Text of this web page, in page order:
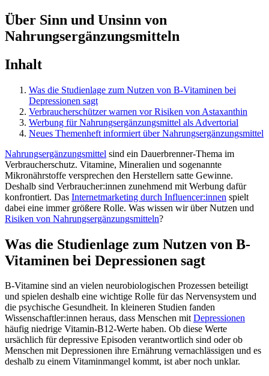
Über Sinn und Unsinn von
Nahrungsergänzungsmitteln
Inhalt
Was die Studienlage zum Nutzen von B-Vitaminen bei
Depressionen sagt
Verbraucherschützer warnen vor Risiken von Astaxanthin
Werbung für Nahrungsergänzungsmittel als Advertorial
Neues Themenheft informiert über Nahrungsergänzungsmittel
Nahrungsergänzungsmittel sind ein Dauerbrenner-Thema im
Verbraucherschutz. Vitamine, Mineralien und sogenannte
Mikronährstoffe versprechen den Herstellern satte Gewinne.
Deshalb sind Verbraucher:innen zunehmend mit Werbung dafür
konfrontiert. Das Internetmarketing durch Influencer:innen spielt
dabei eine immer größere Rolle. Was wissen wir über Nutzen und
Risiken von Nahrungsergänzungsmitteln?
Was die Studienlage zum Nutzen von B-
Vitaminen bei Depressionen sagt
B-Vitamine sind an vielen neurobiologischen Prozessen beteiligt
und spielen deshalb eine wichtige Rolle für das Nervensystem und
die psychische Gesundheit. In kleineren Studien fanden
Wissenschaftler:innen heraus, dass Menschen mitDepressionen
häufig niedrige Vitamin-B12-Werte haben. Ob diese Werte
ursächlich für depressive Episoden verantwortlich sind oder ob
Menschen mit Depressionen ihre Ernährung vernachlässigen und es
deshalb zu einem Vitaminmangel kommt, ist aber noch unklar.